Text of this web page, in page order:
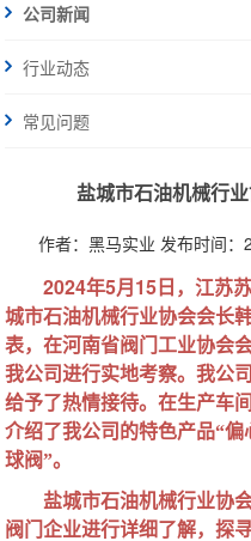
公司新闻
行业动态
常见问题
盐城市石油机械行
作者：黑马实业 发布时间
2024年5月 15 日，江苏
城市石油机械行业协会会长
表，在河南省阀门工业协会
我公司进行实地考察。我公
给予了热情接待。在生产车
介绍了我公司的特色产品“
球阀”。
盐城市石油机械行业协
阀门企业进行详细了解，探